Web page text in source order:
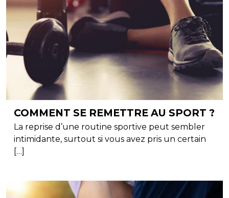
COMMENT SE REMETTRE AU SPORT ?
La reprise d’une routine sportive peut sembler
intimidante, surtout si vous avez pris un certain
[…]